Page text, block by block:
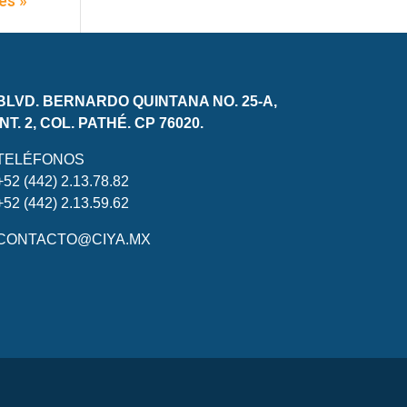
BERNARDO QUINTANA NO. 25-A,
2, COL. PATHÉ. CP 76020.
(442) 2.13.78.82
(442) 2.13.59.62